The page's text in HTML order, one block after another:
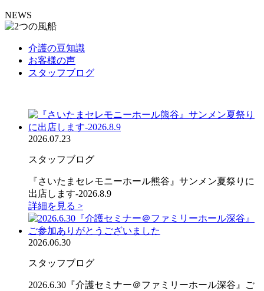
NEWS
介護の豆知識
お客様の声
スタッフブログ
2026.07.23
スタッフブログ
『さいたまセレモニーホール熊谷』サンメン夏祭りに
出店します-2026.8.9
詳細を見る >
2026.06.30
スタッフブログ
2026.6.30『介護セミナー＠ファミリーホール深谷』ご